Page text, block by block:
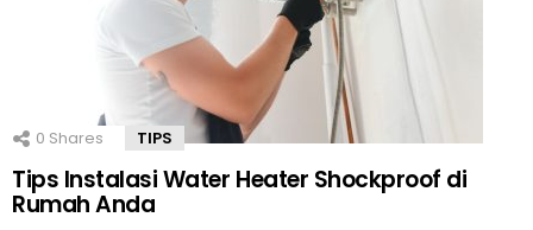
0 Shares TIPS
Tips Instalasi Water Heater Shockproof di
Rumah Anda